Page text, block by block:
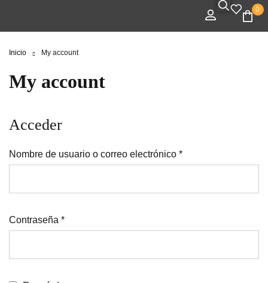
0
Inicio My account
My account
Acceder
Nombre de usuario o correo electrónico *
Contraseña *